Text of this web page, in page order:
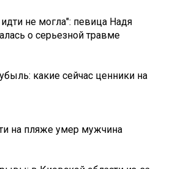
не могла": певица Надя
о серьезной травме
какие сейчас ценники на
на пляже умер мужчина